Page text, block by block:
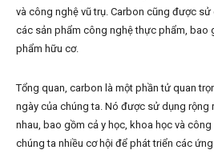
và công nghệ vũ trụ. Carbon cũng được
các sản phẩm công nghệ thực phẩm, bao
phẩm hữu cơ.
Tổng quan, carbon là một phần tử quan
ngày của chúng ta. Nó được sử dụng rộng
nhau, bao gồm cả y học, khoa học và
chúng ta nhiều cơ hội để phát triển các